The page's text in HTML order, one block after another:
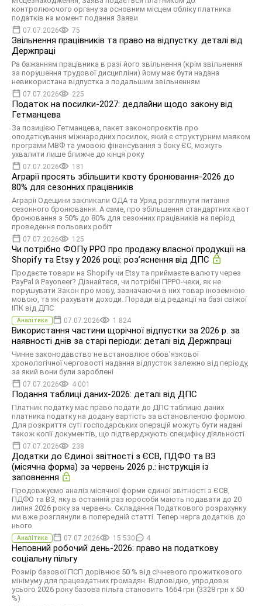
контролюючого органу за основним місцем обліку платника
податків на момент подання Заяви
07.07.2026 75
Звільнення працівників та право на відпустку: деталі від
Держпраці
Pа бажанням працівника в разі його звільнення (крім звільнення
за порушення трудової дисципліни) йому має бути надана
невикористана відпустка з подальшим звільненням
07.07.2026 225
Податок на посилки-2027: дедлайни щодо закону від
Гетманцева
За позицією Гетманцева, пакет законопроєктів про
оподаткування міжнародних посилок, який є структурним маяком
програми МВФ та умовою фінансування з боку ЄС, можуть
ухвалити лише ближче до кінця року
07.07.2026 181
Аграрії просять збільшити квоту бронювання-2026 до
80% для сезонних працівників
Аграрії Одещини закликали ОДА та Уряд розглянути питання
сезонного бронювання. А саме, про збільшення стандартних квот
бронювання з 50% до 80% для сезонних працівників на період
проведення польових робіт
07.07.2026 125
Чи потрібно ФОПу РРО про продажу власної продукції на
Shopify та Etsy у 2026 році: розʼяснення від ДПС
Продаєте товари на Shopify чи Etsy та приймаєте валюту через
PayPal й Payoneer? Дізнайтеся, чи потрібні ПРРО-чеки, як не
порушувати Закон про мову, зазначаючи в них товар іноземною
мовою, та як рахувати доходи. Поради від редакції на базі свіжої
ІПК від ДПС
Аналітика 07.07.2026 1 824
Використання частини щорічної відпустки за 2026 р. за
наявності днів за старі періоди: деталі від Держпраці
Чинне законодавство не встановлює обов’язкової
хронологічної черговості надання відпусток залежно від періоду,
за який вони були зароблені
07.07.2026 4 001
Подання таблиці даних-2026: деталі від ДПС
Платник податку має право подати до ДПС таблицю даних
платника податку на додану вартість за встановленою формою.
Для розкриття суті господарських операцій можуть бути надані
також копії документів, що підтверджують специфіку діяльності
07.07.2026 238
Додатки до Єдиної звітності з ЄСВ, ПДФО та ВЗ
(місячна форма) за червень 2026 р.: інструкція із
заповнення
Продовжуємо аналіз місячної форми єдиної звітності з ЄСВ,
ПДФО та ВЗ, яку в останній раз юрособи мають подавати до 20
липня 2026 року за червень. Складання Податкового розрахунку
ми вже розглянули в попередній статті. Тепер черга додатків до
нього
Аналітика 07.07.2026 15 530 4
Неповний робочий день-2026: право на податкову
соціальну пільгу
Розмір базової ПСП дорівнює 50 % від січневого прожиткового
мінімуму для працездатних громадян. Відповідно, упродовж
усього 2026 року базова пільга становить 1664 грн (3328 грн х 50
%)